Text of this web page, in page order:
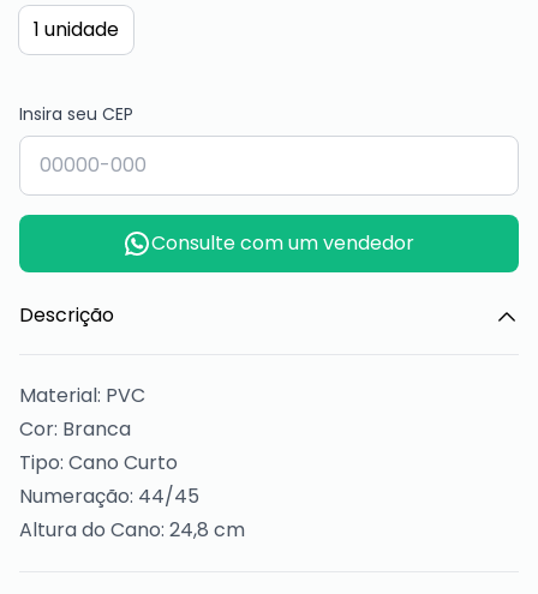
1 unidade
Insira seu CEP
Consulte com um vendedor
Descrição
Material: PVC
Cor: Branca
Tipo: Cano Curto
Numeração: 44/45
Altura do Cano: 24,8 cm